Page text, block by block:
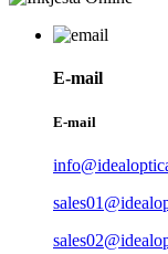
E-mail
E-mail